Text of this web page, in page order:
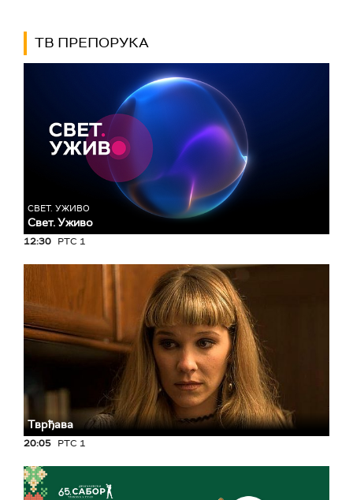
ТВ ПРЕПОРУКА
СВЕТ. УЖИВО
Свет. Уживо
12:30 РТС 1
Тврђава
20:05 РТС 1